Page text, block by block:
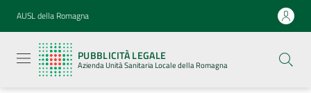
Vai al contenuto
Vai alla navigazione
Vai al footer
AUSL della Romagna
PUBBLICITÀ LEGALE
Azienda Unità Sanitaria Locale della Romagna
legale
Azienda
Unità